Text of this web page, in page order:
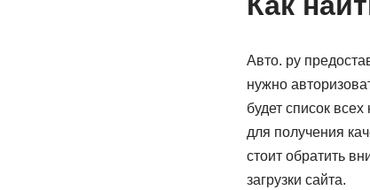
Авто. ру
нужно
будет список
для получения
стоит обратить
загрузки сайта.